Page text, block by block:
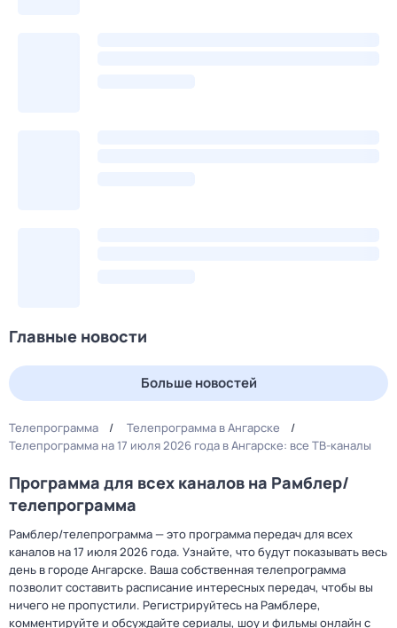
Главные новости
Больше новостей
Телепрограмма
Телепрограмма в Ангарске
Телепрограмма на 17 июля 2026 года в Ангарске: все ТВ-каналы
Программа для всех каналов на Рамблер/
телепрограмма
Рамблер/телепрограмма — это программа передач для всех
каналов на 17 июля 2026 года. Узнайте, что будут показывать весь
день в городе Ангарске. Ваша собственная телепрограмма
позволит составить расписание интересных передач, чтобы вы
ничего не пропустили. Регистрируйтесь на Рамблере,
комментируйте и обсуждайте сериалы, шоу и фильмы онлайн с